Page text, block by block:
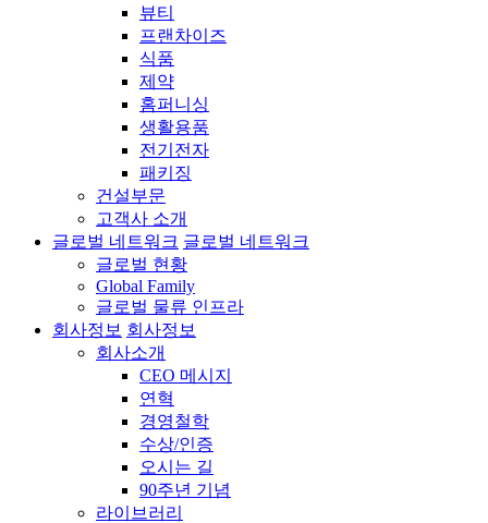
뷰티
프랜차이즈
식품
제약
홈퍼니싱
생활용품
전기전자
패키징
건설부문
고객사 소개
글로벌 네트워크 글로벌 네트워크
글로벌 현황
Global Family
글로벌 물류 인프라
회사정보 회사정보
회사소개
CEO 메시지
연혁
경영철학
수상/인증
오시는 길
90주년 기념
라이브러리